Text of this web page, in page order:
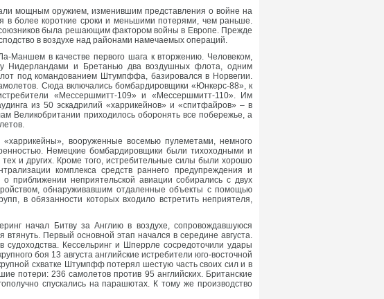
мощным оружием, изменившим представления о войне на
в более короткие сроки и меньшими потерями, чем раньше.
была решающим фактором войны в Европе. Прежде
в воздухе над районами намечаемых операций.
Маншем в качестве первого шага к вторжению. Человеком,
Нидерландами и Бретанью два воздушных флота, одним
под командованием Штумпффа, базировался в Норвегии.
Сюда включались бомбардировщики «Юнкерс-88», к
«Мессершмитт-109» и «Мессершмитт-110». Им
из 50 эскадрилий «харрикейнов» и «спитфайров» – в
Великобритании приходилось оборонять все побережье, а
вооруженные восемью пулеметами, немного
Немецкие бомбардировщики были тихоходными и
и других. Кроме того, истребительные силы были хорошо
комплекса средств раннего предупреждения и
приближении неприятельской авиации собирались с двух
обнаруживавшим отдаленные объекты с помощью
в обязанности которых входило встретить неприятеля,
начал Битву за Англию в воздухе, сопровождавшуюся
Первый основной этап начался в середине августа.
Кессельринг и Шперрле сосредоточили удары
боя 13 августа английские истребители юго-восточной
схватке Штумпфф потерял шестую часть своих сил и в
потери: 236 самолетов против 95 английских. Британские
спускались на парашютах. К тому же производство